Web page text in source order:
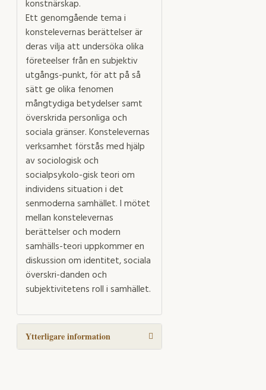
konstnärskap.
Ett genomgående tema i
konstelevernas berättelser är
deras vilja att undersöka olika
företeelser från en subjektiv
utgångs-punkt, för att på så
sätt ge olika fenomen
mångtydiga betydelser samt
överskrida personliga och
sociala gränser. Konstelevernas
verksamhet förstås med hjälp
av sociologisk och
socialpsykolo-gisk teori om
individens situation i det
senmoderna samhället. I mötet
mellan konstelevernas
berättelser och modern
samhälls-teori uppkommer en
diskussion om identitet, sociala
överskri-danden och
subjektivitetens roll i samhället.
Ytterligare information